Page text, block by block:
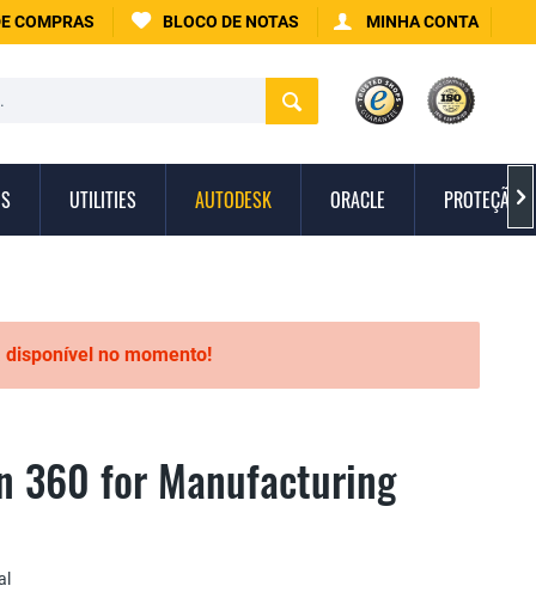
COMPRAS BLOCO DE NOTAS MINHA CONTA
UTILITIES AUTODESK ORACLE PROTEÇÃO
no momento!
360 for Manufacturing